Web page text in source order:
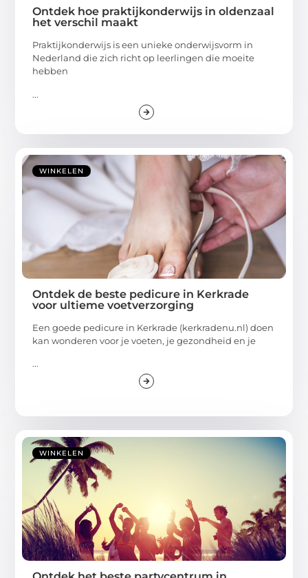
Ontdek hoe praktijkonderwijs in oldenzaal
het verschil maakt
Praktijkonderwijs is een unieke onderwijsvorm in
Nederland die zich richt op leerlingen die moeite
hebben
...
WINKELEN
Ontdek de beste pedicure in Kerkrade
voor ultieme voetverzorging
Een goede pedicure in Kerkrade (kerkradenu.nl) doen
kan wonderen voor je voeten, je gezondheid en je
...
WINKELEN